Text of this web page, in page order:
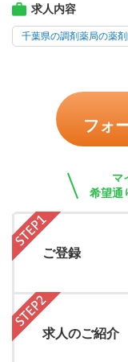
求人内容
千葉県の調剤薬局の薬
フォ
マ
希望通
ご登録
求人のご紹介